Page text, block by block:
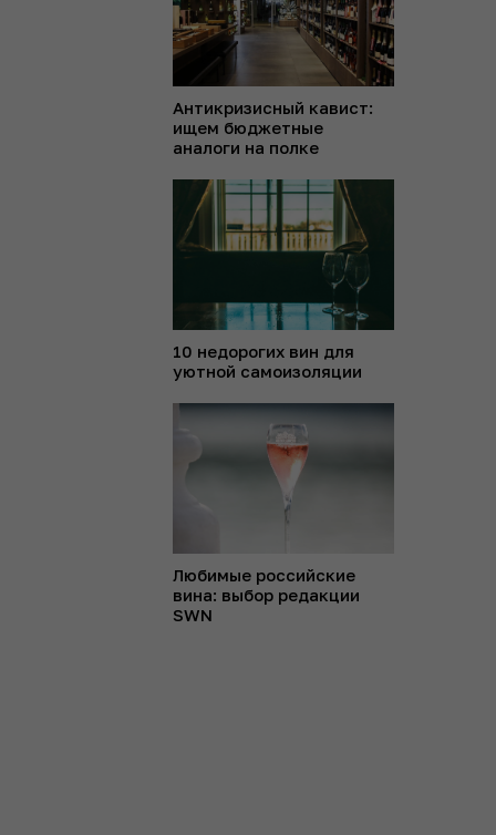
Антикризисный кавист:
ищем бюджетные
аналоги на полке
10 недорогих вин для
уютной самоизоляции
Любимые российские
вина: выбор редакции
SWN